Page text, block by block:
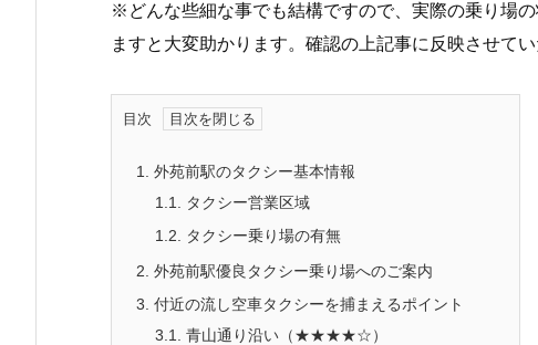
※どんな些細な事でも結構ですので、実際の乗り場
ますと大変助かります。確認の上記事に反映させてい
目次
1.
外苑前駅のタクシー基本情報
1.1.
タクシー営業区域
1.2.
タクシー乗り場の有無
2. 外苑前駅優良タクシー乗り場へのご案内
3. 付近の流し空車タクシーを捕まえるポイント
3.1.
青山通り沿い（★★★★☆）